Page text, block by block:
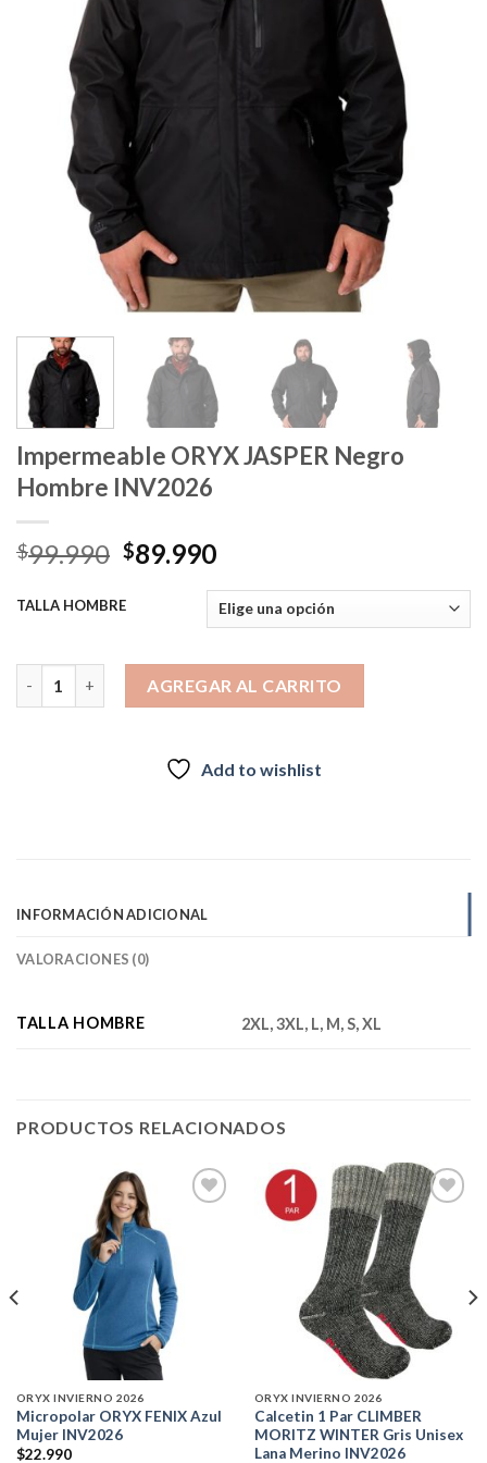
Impermeable ORYX JASPER Negro
Hombre INV2026
$99.990 El
original
$99.990.
$89.990El
actual
es:
$89.990.
TALLA HOMBRE
AGREGAR AL CARRITO
Add to wishlist
INFORMACIÓN ADICIONAL
VALORACIONES (0)
TALLA HOMBRE 2XL, 3XL, L, M, S, XL
PRODUCTOS RELACIONADOS
ORYX INVIERNO 2026
Micropolar ORYX FENIX Azul
Mujer INV2026
$22.990
ORYX INVIERNO 2026
Calcetin 1 Par CLIMBER
MORITZ WINTER Gris Unisex
Lana Merino INV2026